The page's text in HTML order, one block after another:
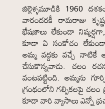
జిల్లెళ్ళమూడికి 1960
వారందరకీ రామరాజు
భేషజాలు లేకుండా
కూడా ఏ సంకోచం లేకుండా
అమ్మ వద్దకు వచ్చే
చేసుకొన్నవాడు. చలం
వంటపట్టింది. అమ్మను
గ్రంథంలోని గల్పికలపై చలం
కూడా వారి వ్యాసాలు ఎన్నో